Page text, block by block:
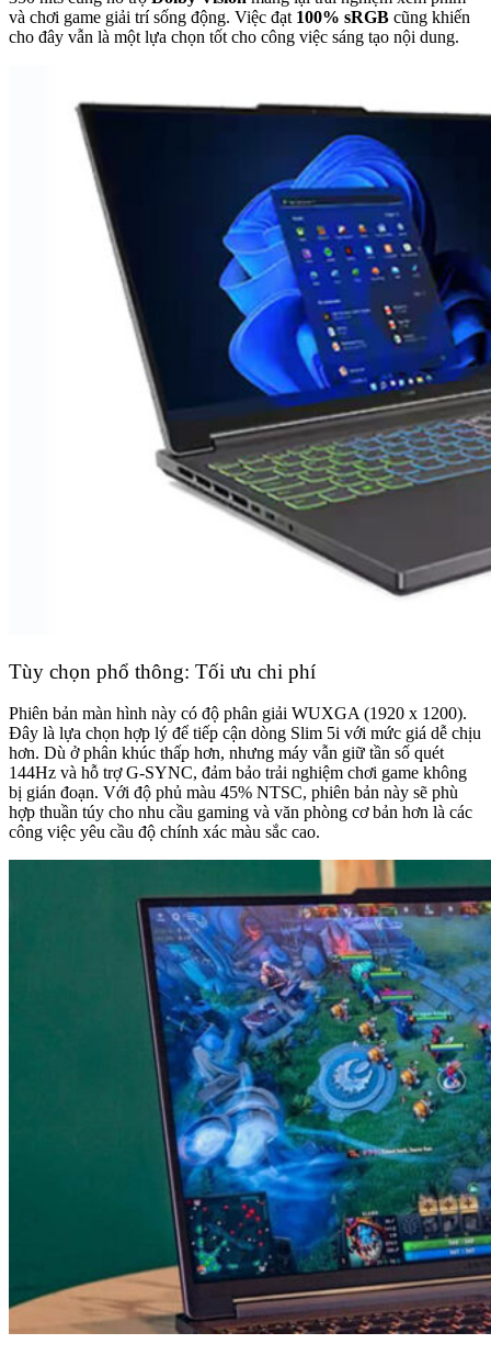
và chơi game giải trí sống động. Việc đạt 100% sRGB cũng khiến
cho đây vẫn là một lựa chọn tốt cho công việc sáng tạo nội dung.
Tùy chọn phổ thông: Tối ưu chi phí
Phiên bản màn hình này có độ phân giải WUXGA (1920 x 1200).
Đây là lựa chọn hợp lý để tiếp cận dòng Slim 5i với mức giá dễ chịu
hơn. Dù ở phân khúc thấp hơn, nhưng máy vẫn giữ tần số quét
144Hz và hỗ trợ G-SYNC, đảm bảo trải nghiệm chơi game không
bị gián đoạn. Với độ phủ màu 45% NTSC, phiên bản này sẽ phù
hợp thuần túy cho nhu cầu gaming và văn phòng cơ bản hơn là các
công việc yêu cầu độ chính xác màu sắc cao.